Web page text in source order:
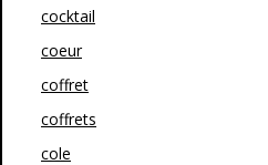
cocktail
coeur
coffret
coffrets
cole